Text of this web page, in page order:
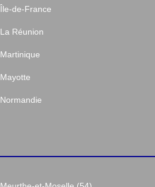
Île-de-France
La Réunion
Martinique
Mayotte
Normandie